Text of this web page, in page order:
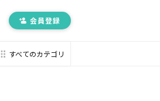
会員登録
すべてのカテゴリ